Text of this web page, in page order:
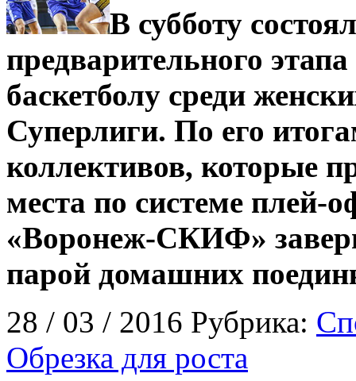
В субботу
предварительного
баскетболу среди
Суперлиги. По его
коллективов, которые
места по системе плей-
«Воронеж-СКИФ»
парой домашних
28 / 03 / 2016 Рубрика:
Обрезка для роста